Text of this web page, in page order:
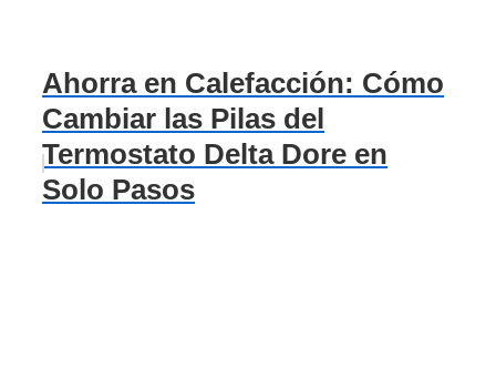
Ahorra en Calefacción: Cómo
Cambiar las Pilas del
Termostato Delta Dore en
Solo Pasos